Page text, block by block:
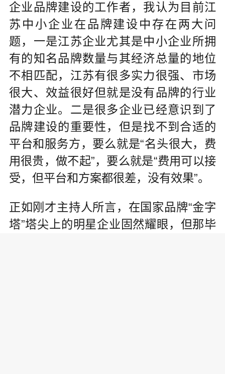
企业品牌建设的工作者，我认为目前江
苏中小企业在品牌建设中存在两大问
题，一是江苏企业尤其是中小企业所拥
有的知名品牌数量与其经济总量的地位
不相匹配，江苏有很多实力很强、市场
很大、效益很好但就是没有品牌的行业
潜力企业。二是很多企业已经意识到了
品牌建设的重要性，但是找不到合适的
平台和服务方，要么就是“名头很大，费
用很贵，做不起”，要么就是“费用可以接
受，但平台和方案都很差，没有效果”。
正如刚才主持人所言，在国家品牌“金字
塔”塔尖上的明星企业固然耀眼，但那毕